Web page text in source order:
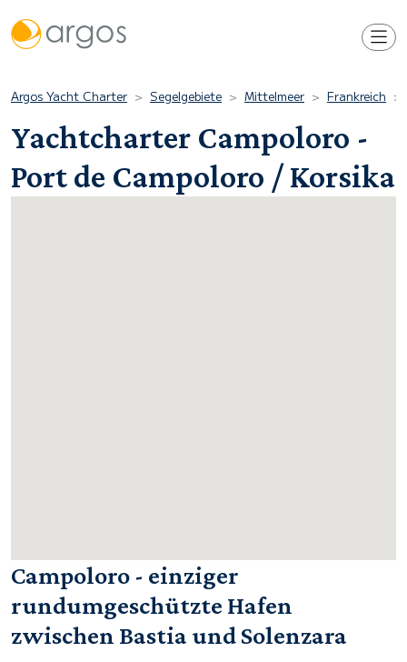
Argos Yacht Charter Segelgebiete Mittelmeer Frankreich
Yachtcharter Campoloro -
Port de Campoloro / Korsika
Campoloro - einziger
rundumgeschützte Hafen
zwischen Bastia und Solenzara